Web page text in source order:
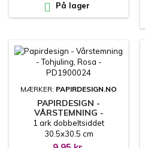
 På lager
MÆRKER: PAPIRDESIGN.NO
PAPIRDESIGN -
VÅRSTEMNING -
TOHJULING, ROSA -
PD1900024
1 ark dobbeltsiddet
30.5x30.5 cm